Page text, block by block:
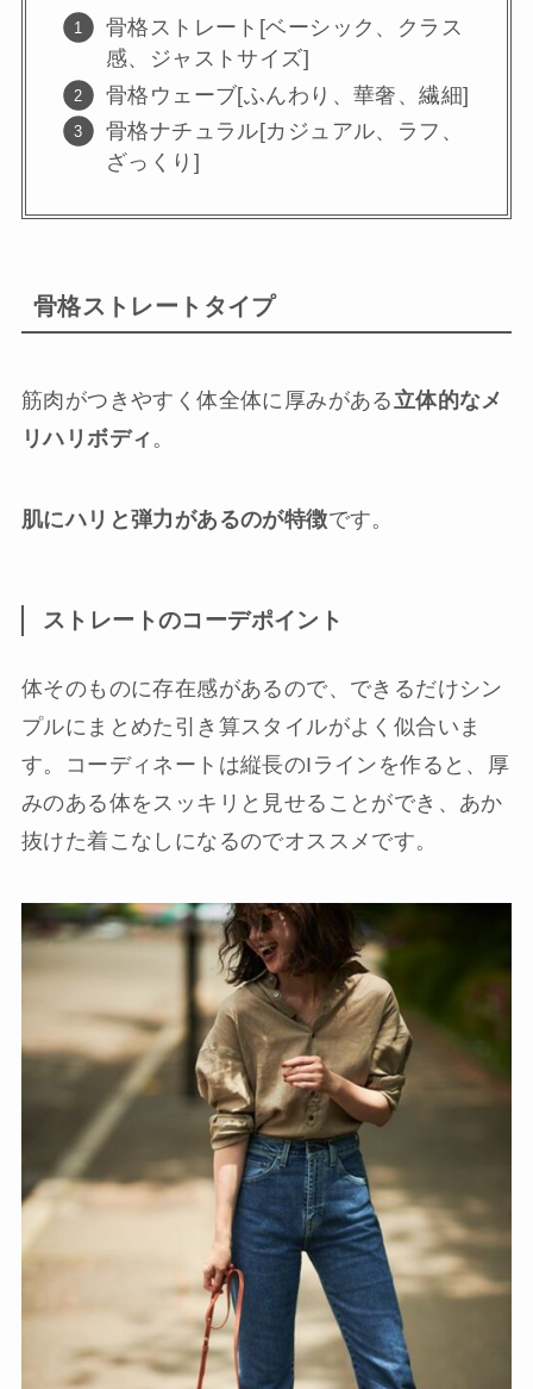
骨格ストレート[ベーシック、クラス
感、ジャストサイズ]
骨格ウェーブ[ふんわり、華奢、繊細]
骨格ナチュラル[カジュアル、ラフ、
ざっくり]
骨格ストレートタイプ
筋肉がつきやすく体全体に厚みがある 立体的なメ
リハリボディ 。
肌にハリと弾力があるのが特徴です。
ストレートのコーデポイント
体そのものに存在感があるので、できるだけシン
プルにまとめた引き算スタイルがよく似合いま
す。コーディネートは縦長のIラインを作ると、厚
みのある体をスッキリと見せることができ、あか
抜けた着こなしになるのでオススメです。